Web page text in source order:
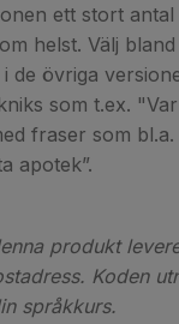
ett stort
helst. Välj
de övriga
som t.ex.
fraser som
apotek”.
produkt
Koden
språkkurs.